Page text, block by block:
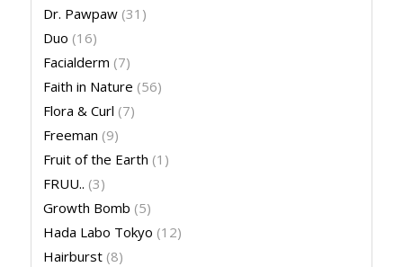
Dr. Pawpaw (31)
Duo (16)
Facialderm (7)
Faith in Nature (56)
Flora & Curl (7)
Freeman (9)
Fruit of the Earth (1)
FRUU.. (3)
Growth Bomb (5)
Hada Labo Tokyo (12)
Hairburst (8)